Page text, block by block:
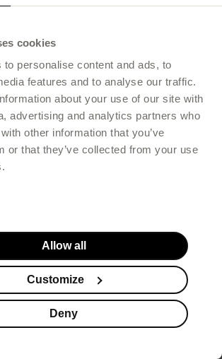
cookies
to personalise content and ads, to
features and to analyse our traffic.
about your use of our site with
advertising and analytics partners who
other information that you’ve
or that they’ve collected from your use
Allow all
Customize
Deny